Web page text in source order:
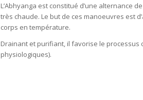
L’Abhyanga est constitué d’une alternance
très chaude. Le but de ces manoeuvres est
corps en température.
Drainant et purifiant, il favorise le processus
physiologiques).